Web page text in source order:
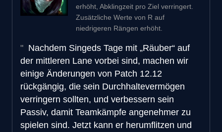
erhöht, Abklingzeit pro Ziel verringert.
Zusätzliche Werte von R auf
niedrigeren Rängen erhöht.
Nachdem Singeds Tage mit „Räuber“ auf
der mittleren Lane vorbei sind, machen wir
einige Änderungen von Patch 12.12
rückgängig, die sein Durchhaltevermögen
verringern sollten, und verbessern sein
Passiv, damit Teamkämpfe angenehmer zu
spielen sind. Jetzt kann er herumflitzen und